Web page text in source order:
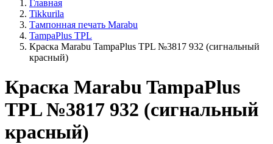
Главная
Tikkurila
Тампонная печать Marabu
TampaPlus TPL
Краска Marabu TampaPlus TPL №3817 932 (сигнальный
красный)
Краска Marabu TampaPlus
TPL №3817 932 (сигнальный
красный)